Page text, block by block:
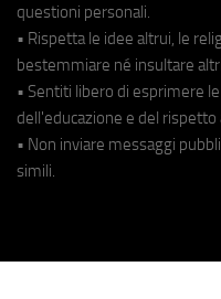
questioni personali.
• Rispetta le idee altrui, le
bestemmiare né insultare
• Sentiti libero di esprimere
dell'educazione e del rispetto
• Non inviare messaggi
simili.